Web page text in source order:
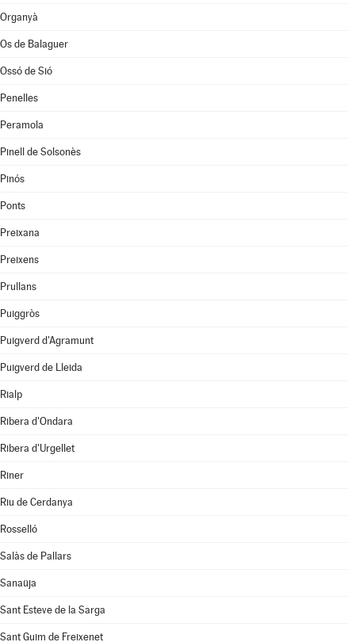
Organyà
Os de Balaguer
Ossó de Sió
Penelles
Peramola
Pinell de Solsonès
Pinós
Ponts
Preixana
Preixens
Prullans
Puiggròs
Puigverd d'Agramunt
Puigverd de Lleida
Rialp
Ribera d'Ondara
Ribera d'Urgellet
Riner
Riu de Cerdanya
Rosselló
Salàs de Pallars
Sanaüja
Sant Esteve de la Sarga
Sant Guim de Freixenet